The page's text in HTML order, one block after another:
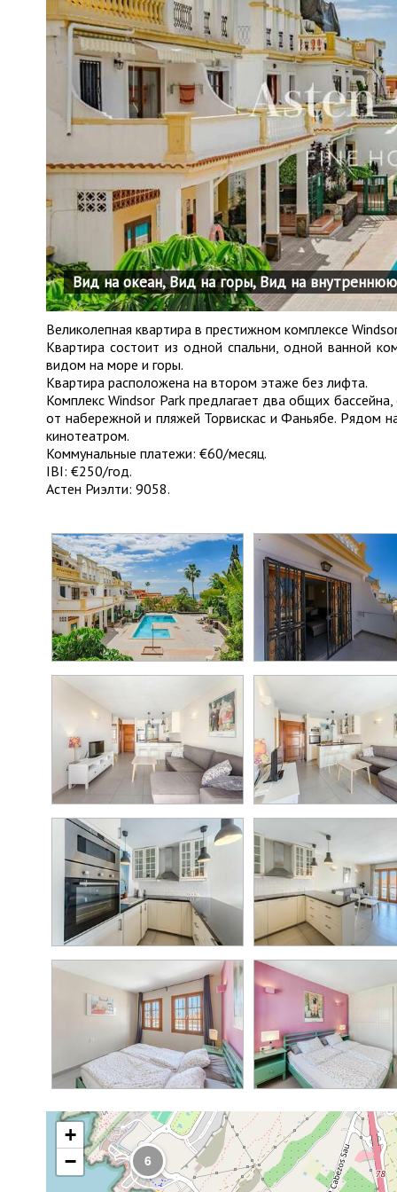
Вид на океан, Вид на горы, Вид на
Великолепная квартира в престижном комплексе
Квартира состоит из одной спальни, одной ванной
видом на море и горы.
Квартира расположена на втором этаже без лифта.
Комплекс Windsor Park предлагает два общих
от набережной и пляжей Торвискас и Фаньябе. Рядом
кинотеатром.
Коммунальные платежи: €60/месяц.
IBI: €250/год.
Астен Риэлти: 9058.
3
6
4
+
−